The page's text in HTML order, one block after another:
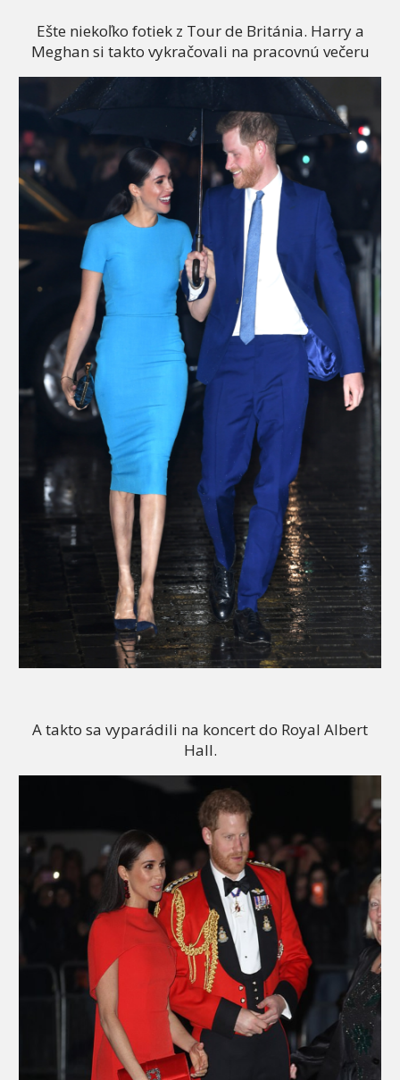
Ešte niekoľko fotiek z Tour de Británia. Harry a
Meghan si takto vykračovali na pracovnú večeru
A takto sa vyparádili na koncert do Royal Albert
Hall.